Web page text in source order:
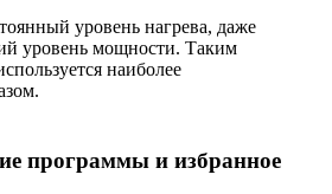
уровень нагрева, даже
уровень мощности. Таким
наиболее
программы и избранное